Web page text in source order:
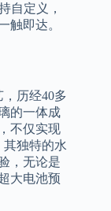
自定义，
触即达。
历经40多
的一体成
不仅实现
其独特的水
，无论是
大电池预